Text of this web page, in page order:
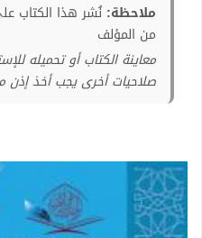
ملاحظة: نُشر هذا الكتاب
من المؤلف
معاينة الكتاب أو تحميله
صلاحيات أخرى يجب أخذ إذن